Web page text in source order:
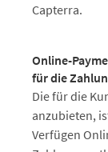
Capterra.
Online-
für die
Die für die
anzubieten,
Verfügen